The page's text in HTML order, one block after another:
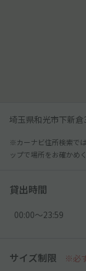
埼玉県和光市下新
※カーナビ住所検索で
ップで場所をお確かめ
貸出時間
00:00〜23:59
サイズ制限 ※必